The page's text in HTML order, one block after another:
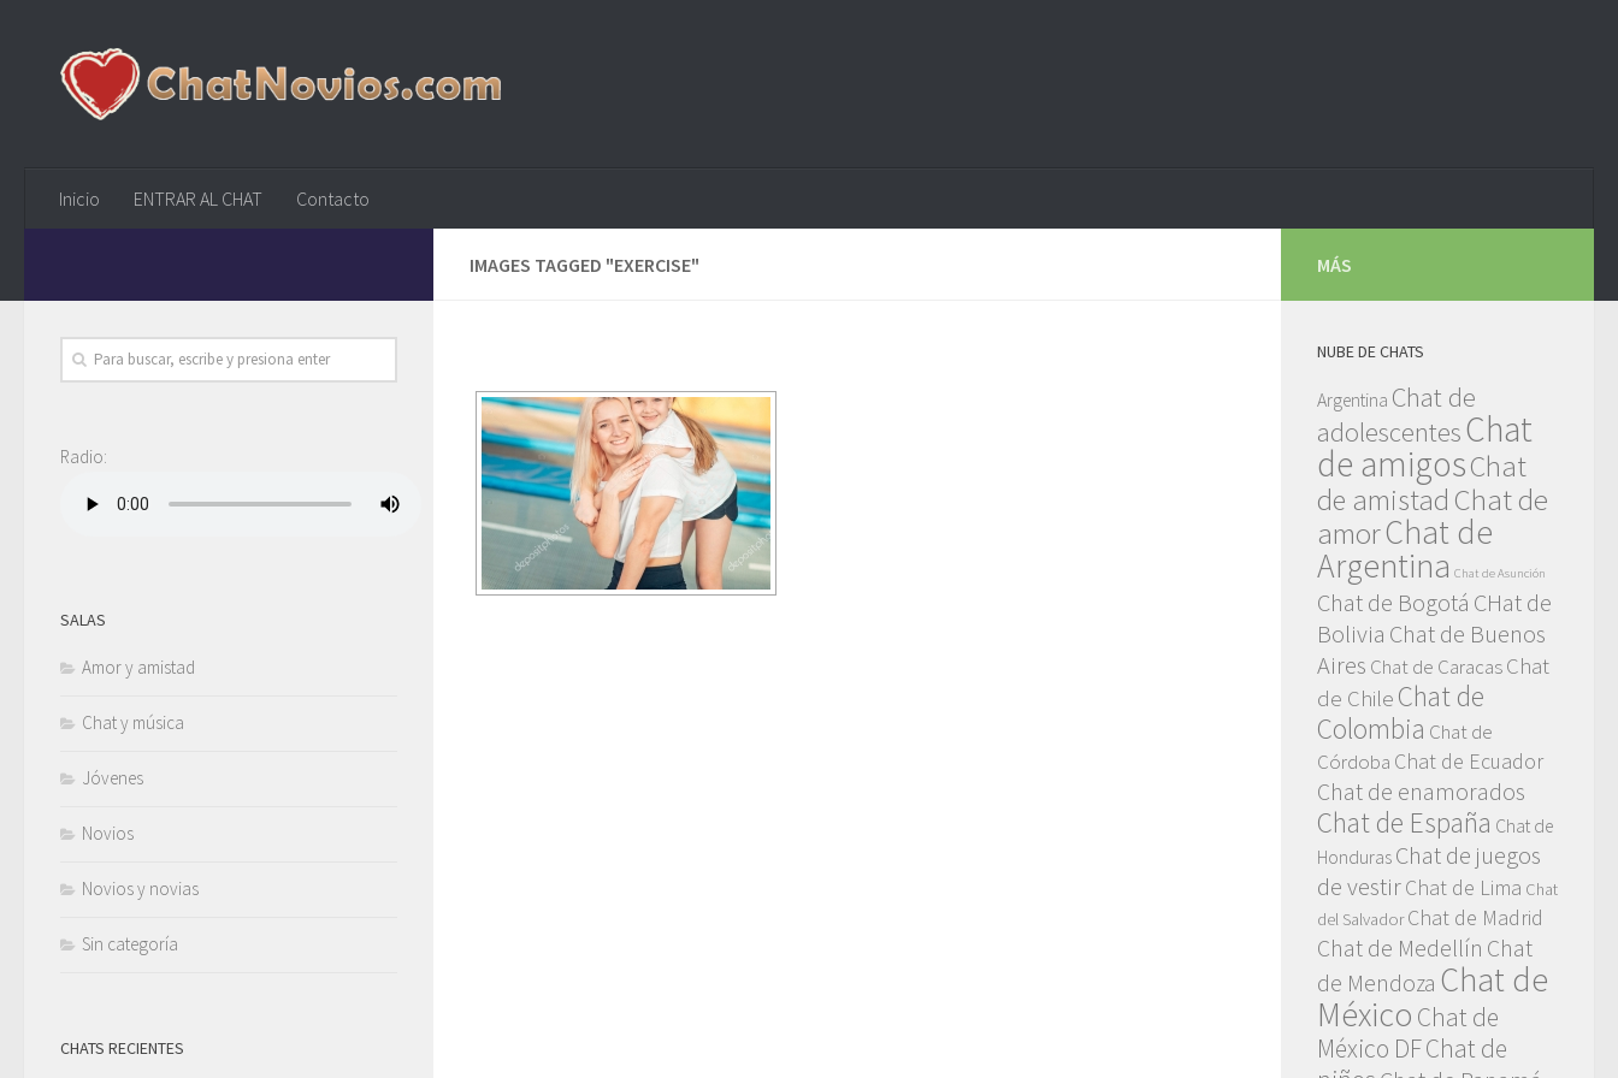
Inicio ENTRAR AL CHAT Contacto
IMAGES TAGGED "EXERCISE"
Radio:
SALAS
Amor y amistad
Chat y música
Jóvenes
Novios
Novios y novias
Sin categoría
CHATS RECIENTES
MÁS
NUBE DE CHATS
Argentina Chat de
adolescentesChat
de amigosChat
de amistad Chat de
amorChat de
Argentina Chat de Asunción
Chat de Bogotá CHat de
Bolivia Chat de Buenos
Aires Chat de CaracasChat
de Chile Chat de
Colombia Chat de
Córdoba Chat de Ecuador
Chat de enamorados
Chat de España Chat de
Honduras Chat de juegos
de vestirChat de Lima Chat
del Salvador Chat de Madrid
Chat de Medellín Chat
de Mendoza Chat de
México Chat de
México DFChat de